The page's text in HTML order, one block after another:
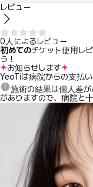
レビュー
0人によるレビュー
初めてのチケット使用レ
う！
お知らせします
YeoTiは病院からの支払
施術の結果は個人差が
がありますので、病院と